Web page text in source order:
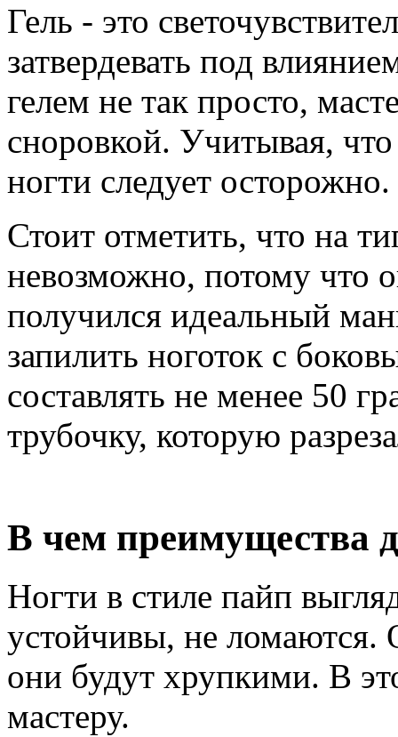
Гель - это
затвердевать под
гелем не так просто,
сноровкой. Учитывая,
ногти следует осторожно.
Стоит отметить, что на
невозможно, потому что
получился идеальный
запилить ноготок с
составлять не менее 50
трубочку, которую
В чем преимущества
Ногти в стиле пайп
устойчивы, не ломаются.
они будут хрупкими. В
мастеру.